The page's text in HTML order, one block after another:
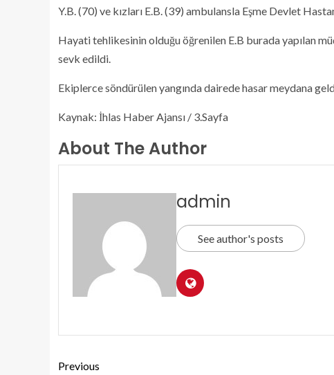
Y.B. (70) ve kızları E.B. (39) ambulansla Eşme Devlet
Hayati tehlikesinin olduğu öğrenilen E.B burada yapılan
sevk edildi.
Ekiplerce söndürülen yangında dairede hasar meydana
Kaynak: İhlas Haber Ajansı / 3.Sayfa
About The Author
admin
See author's posts
Previous